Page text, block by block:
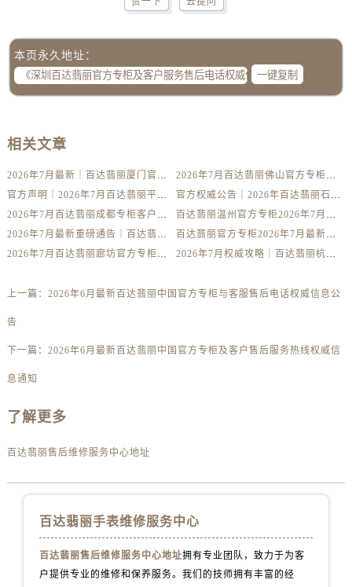
本页永久地址：
一键复制
相关文章
2026年7月最新｜百达翡丽厦门官方专柜服务热线攻略+专柜名录全公开
2026年7月百达翡丽佛山官方专柜信息攻略｜客服热线+门店服务全解析
官方声明｜2026年7月百达翡丽平顶山专柜客户服务热线更新公告
官方权威公告｜2026年百达翡丽石家庄专柜服务热线升级，7月最新信息一网打尽
2026年7月百达翡丽成都专柜客户服务热线核验｜官方门店指南全公开
百达翡丽温州官方专柜2026年7月最新服务热线公告｜客户服务系统升级
2026年7月最新重磅通告｜百达翡丽长春官方专柜客户热线与专柜信息汇总
百达翡丽官方专柜2026年7月最新公告｜惠州门店服务热线及客户关怀升级
2026年7月百达翡丽廊坊官方专柜攻略｜服务电话+门店信息全攻略核验
2026年7月权威攻略｜百达翡丽杭州专柜官方客户服务电话及门店信息
上一篇： 2026年6月最新百达翡丽中国官方专柜与客服售后电话权威信息公
告
下一篇： 2026年6月最新百达翡丽中国官方专柜及客户售后服务热线权威信
息通知
了解更多
百达翡丽售后维修服务中心地址
百达翡丽手表维修服务中心
百达翡丽售后维修服务中心地址拥有专业团队，致力于为客
户提供专业的维修和保养服务。我们的技师拥有丰富的经